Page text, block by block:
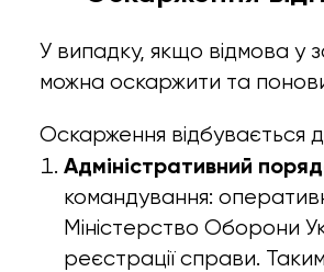
У випадку, якщо відмова у
можна оскаржити та
Оскарження відбувається
Адміністративний
командування:
Міністерство Оборони
реєстрації справи.